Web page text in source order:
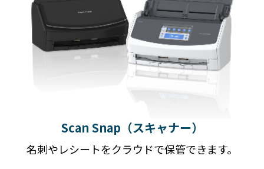
Scan Snap（スキャナー）
名刺やレシートをクラウドで保管できます。